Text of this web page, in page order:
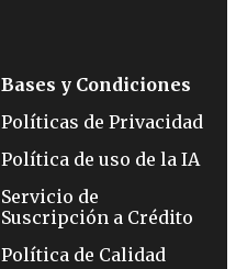
Bases y Condiciones
Políticas de Privacidad
Política de uso de la IA
Servicio de
Suscripción a Crédito
Política de Calidad